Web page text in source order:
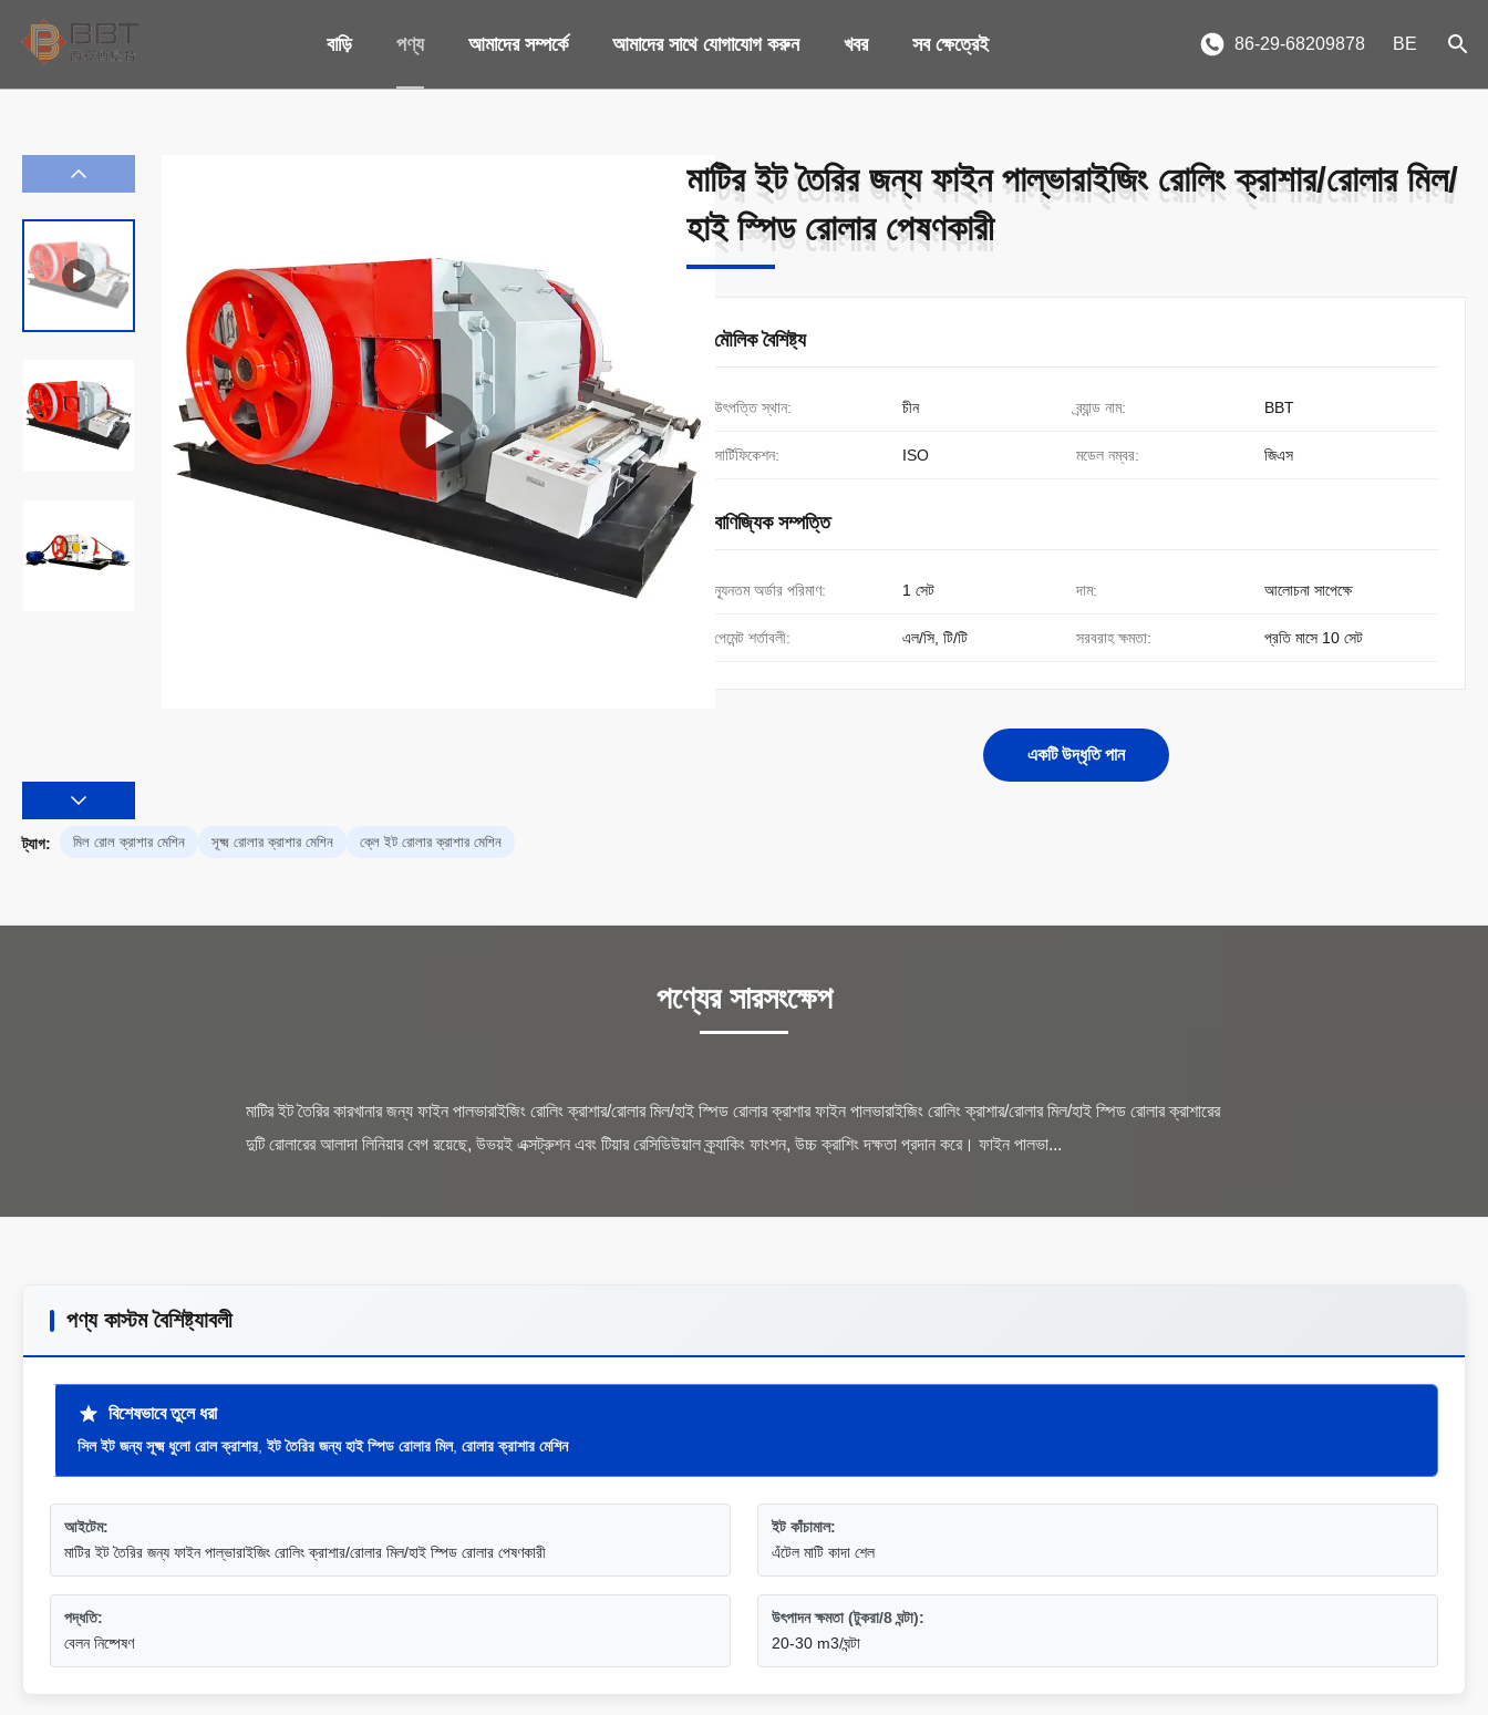
বাড়ি পণ্য আমাদের সম্পর্কে আমাদের সাথে যোগাযোগ করুন খবর সব ক্ষেত্রেই 86-29-68209878 BE
মাটির ইট তৈরির জন্য ফাইন পাল্ভারাইজিং রোলিং ক্রাশার/রোলার মিল/
হাই স্পিড রোলার পেষণকারী
মাটির ইট তৈরির জন্য ফাইন পাল্ভারাইজিং রোলিং ক্রাশার/রোলার মিল/
হাই স্পিড রোলার পেষণকারী
মৌলিক বৈশিষ্ট্য
উৎপত্তি স্থান: চীন ব্র্যান্ড নাম: BBT
সার্টিফিকেশন: ISO মডেল নম্বর: জিএস
বাণিজ্যিক সম্পত্তি
ন্যূনতম অর্ডার পরিমাণ: 1 সেট দাম: আলোচনা সাপেক্ষে
পেমেন্ট শর্তাবলী: এল/সি, টি/টি সরবরাহ ক্ষমতা: প্রতি মাসে 10 সেট
একটি উদ্ধৃতি পান
ট্যাগ: মিল রোল ক্রাশার মেশিন সূক্ষ্ম রোলার ক্রাশার মেশিন ক্লে ইট রোলার ক্রাশার মেশিন
পণ্যের সারসংক্ষেপ
মাটির ইট তৈরির কারখানার জন্য ফাইন পালভারাইজিং রোলিং ক্রাশার/রোলার মিল/হাই স্পিড রোলার ক্রাশার ফাইন পালভারাইজিং রোলিং ক্রাশার/রোলার মিল/হাই স্পিড রোলার ক্রাশারের
পণ্য কাস্টম বৈশিষ্ট্যাবলী
বিশেষভাবে তুলে ধরা
সিল ইট জন্য সূক্ষ্ম ধুলো রোল ক্রাশার,ইট তৈরির জন্য হাই স্পিড রোলার মিল, রোলার ক্রাশার মেশিন
আইটেম:
মাটির ইট তৈরির জন্য ফাইন পাল্ভারাইজিং রোলিং ক্রাশার/রোলার মিল/হাই স্পিড রোলার পেষণকারী
ইট কাঁচামাল:
এঁটেল মাটি কাদা শেল
পদ্ধতি:
বেলন নিষ্পেষণ
উৎপাদন ক্ষমতা (টুকরা/8 ঘন্টা):
20-30 m3/ঘন্টা